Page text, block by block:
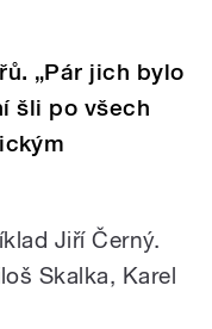
„Pár jich bylo
šli po všech
Jiří Černý.
Skalka, Karel